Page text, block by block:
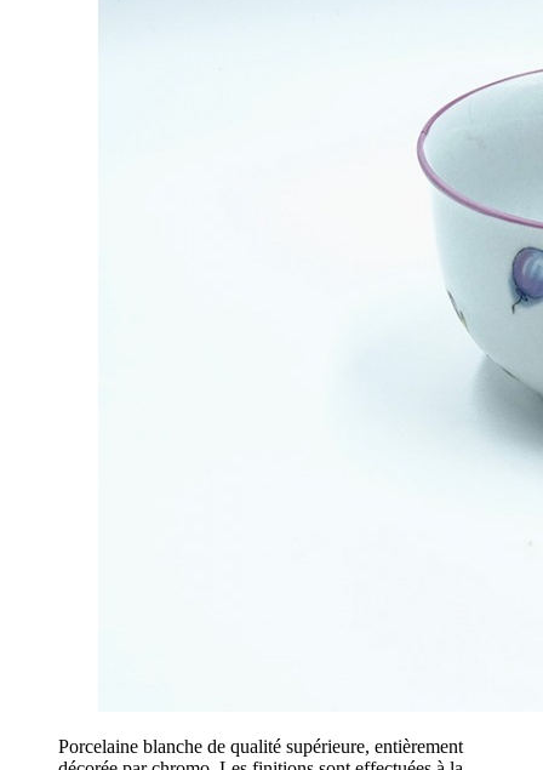
Porcelaine blanche de qualité supérieure, entièrement